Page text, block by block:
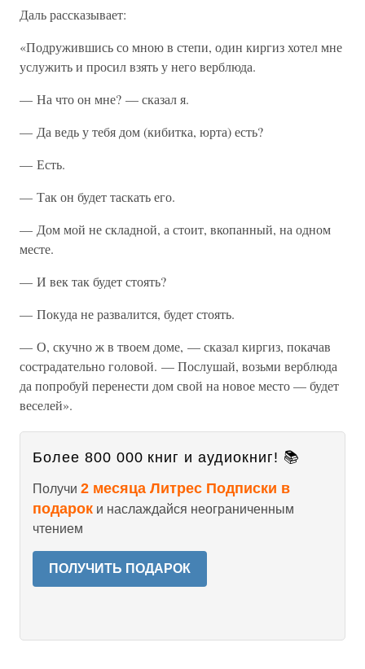
Даль рассказывает:
«Подружившись со мною в степи, один киргиз хотел мне
услужить и просил взять у него верблюда.
— На что он мне? — сказал я.
— Да ведь у тебя дом (кибитка, юрта) есть?
— Есть.
— Так он будет таскать его.
— Дом мой не складной, а стоит, вкопанный, на одном
месте.
— И век так будет стоять?
— Покуда не развалится, будет стоять.
— О, скучно ж в твоем доме, — сказал киргиз, покачав
сострадательно головой. — Послушай, возьми верблюда
да попробуй перенести дом свой на новое место — будет
веселей».
Более 800 000 книг и аудиокниг! 📚
Получи 2 месяца Литрес Подписки в
подарок и наслаждайся неограниченным
чтением
ПОЛУЧИТЬ ПОДАРОК